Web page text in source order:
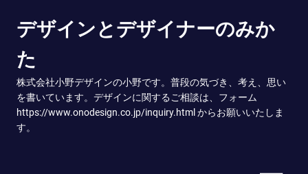
content
デザインとデザイナーのみか
た
株式会社小野デザインの小野です。普段の気づき、考え、思い
を書いています。デザインに関するご相談は、フォーム
https://www.onodesign.co.jp/inquiry.html からお願いいたしま
す。